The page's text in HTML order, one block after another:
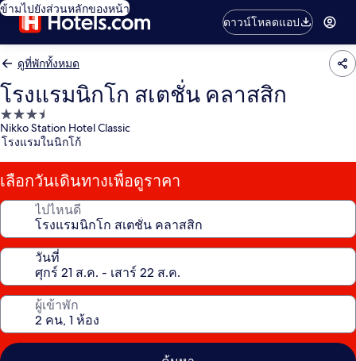
ข้ามไปยังส่วนหลักของหน้า
ดาวน์โหลดแอป
ดูที่พักทั้งหมด
โรงแรมนิกโก สเตชั่น คลาสสิก
ที่พัก
3.5
Nikko Station Hotel Classic
โรงแรมในนิกโก้
เลือกวันเดินทางเพื่อดูราคา
ไปไหนดี
วันที่
ผู้เข้าพัก